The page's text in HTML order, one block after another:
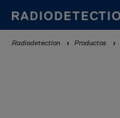
contenido
principal
Sobrescribir
Radiodetection Productos